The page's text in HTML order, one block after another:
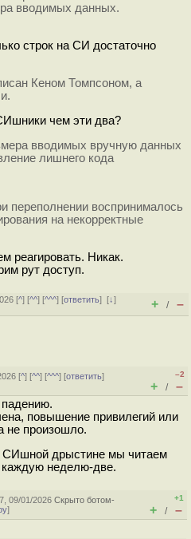
вводимых данных.
строк на СИ достаточно
Кеном Томпсоном, а
чем эти два?
вводимых вручную данных
лишнего кода
переполнении воспринималось
на некорректные
реагировать. Никак.
рут доступ.
[^] [^^] [^^^] [ответить][↓]
+ / –
[^] [^^] [^^^] [ответить]
–2
+ / –
повышение привилегий или
не произошло.
СИшной дpыстине мы читаем
каждую неделю-две.
09/01/2026Скрыто ботом-
]
+1
+ / –